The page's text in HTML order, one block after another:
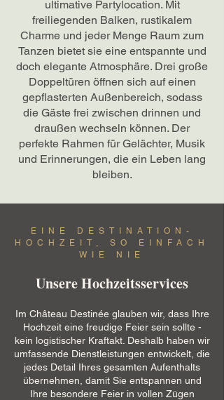
ultimative Partylocation. Mit
freiliegenden Balken, rustikalem
Charme und jeder Menge Raum zum
Tanzen bietet sie eine entspannte und
doch elegante Atmosphäre. Drei große
Doppeltüren öffnen sich auf einen
gepflasterten Außenbereich, sodass
die Gäste frei zwischen drinnen und
draußen wechseln können. Der
perfekte Rahmen für Gelächter, Musik
und Erinnerungen, die ein Leben lang
bleiben.
EINE DESTINATION-
HOCHZEIT, SO EINFACH
WIE NIE
Unsere Hochzeitsservices
Im Château Destinée glauben wir, dass Ihre
Hochzeit eine freudige Feier sein sollte -
kein logistischer Kraftakt. Deshalb haben wir
umfassende Dienstleistungen entwickelt, die
jedes Detail Ihres gesamten Aufenthalts
übernehmen, damit Sie entspannen und
Ihre besondere Feier in vollen Zügen